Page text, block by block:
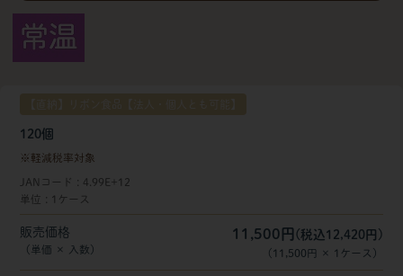
120個
軽減税率対象
JANコード
4.99E+12
単位
1ケース
販売価格
（単価 × 入数）
11,500円 (税込12,420円)
（ 11,500円 × 1 ケース ）